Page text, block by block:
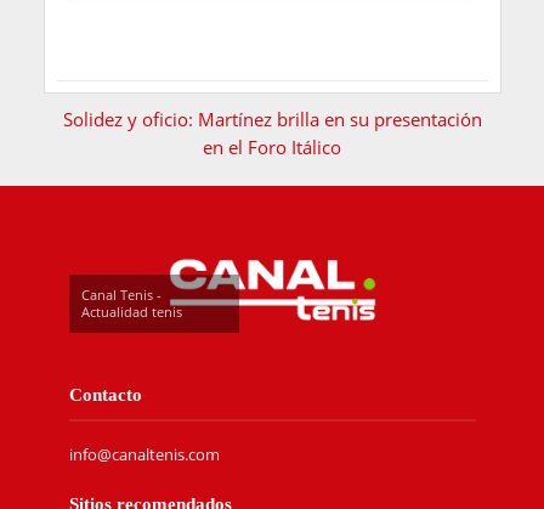
Solidez y oficio: Martínez brilla en su presentación
en el Foro Itálico
Canal Tenis -
Actualidad tenis
Contacto
info@canaltenis.com
Sitios recomendados